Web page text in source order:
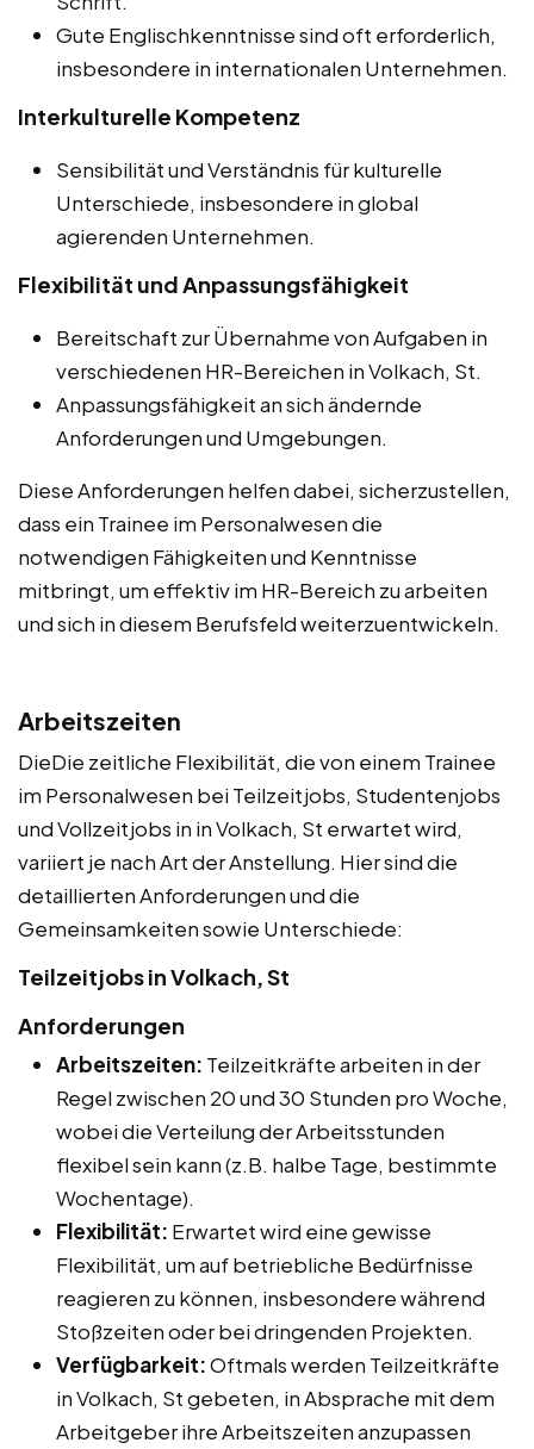
Gute Englischkenntnisse sind oft erforderlich,
insbesondere in internationalen Unternehmen.
Interkulturelle Kompetenz
Sensibilität und Verständnis für kulturelle
Unterschiede, insbesondere in global
agierenden Unternehmen.
Flexibilität und Anpassungsfähigkeit
Bereitschaft zur Übernahme von Aufgaben in
verschiedenen HR-Bereichen in Volkach, St.
Anpassungsfähigkeit an sich ändernde
Anforderungen und Umgebungen.
Diese Anforderungen helfen dabei, sicherzustellen,
dass ein Trainee im Personalwesen die
notwendigen Fähigkeiten und Kenntnisse
mitbringt, um effektiv im HR-Bereich zu arbeiten
und sich in diesem Berufsfeld weiterzuentwickeln.
Arbeitszeiten
DieDie zeitliche Flexibilität, die von einem Trainee
im Personalwesen bei Teilzeitjobs, Studentenjobs
und Vollzeitjobs in in Volkach, St erwartet wird,
variiert je nach Art der Anstellung. Hier sind die
detaillierten Anforderungen und die
Gemeinsamkeiten sowie Unterschiede:
Teilzeitjobs in Volkach, St
Anforderungen
Arbeitszeiten: Teilzeitkräfte arbeiten in der
Regel zwischen 20 und 30 Stunden pro Woche,
wobei die Verteilung der Arbeitsstunden
flexibel sein kann (z.B. halbe Tage, bestimmte
Wochentage).
Flexibilität: Erwartet wird eine gewisse
Flexibilität, um auf betriebliche Bedürfnisse
reagieren zu können, insbesondere während
Stoßzeiten oder bei dringenden Projekten.
Verfügbarkeit:Oftmals werden Teilzeitkräfte
in Volkach, St gebeten, in Absprache mit dem
Arbeitgeber ihre Arbeitszeiten anzupassen